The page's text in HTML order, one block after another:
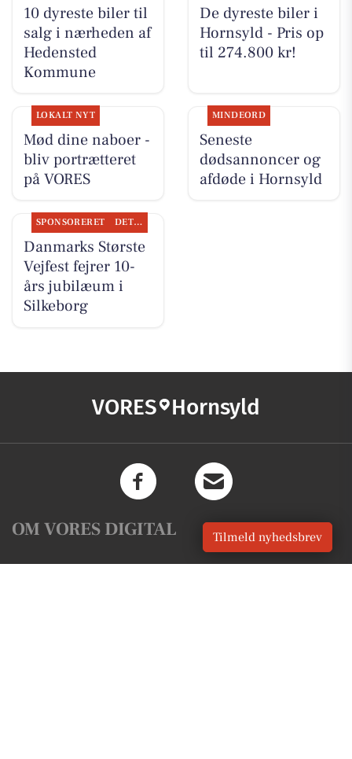
10 dyreste biler til
salg i nærheden af
Hedensted
Kommune
De dyreste biler i
Hornsyld - Pris op
til 274.800 kr!
LOKALT NYT
Mød dine naboer -
bliv portrætteret
på VORES
MINDEORD
Seneste
dødsannoncer og
afdøde i Hornsyld
SPONSORERET DET SKER
Danmarks Største
Vejfest fejrer 10-
års jubilæum i
Silkeborg
VORES Hornsyld
OM VORES DIGITAL Tilmeld nyhedsbrev